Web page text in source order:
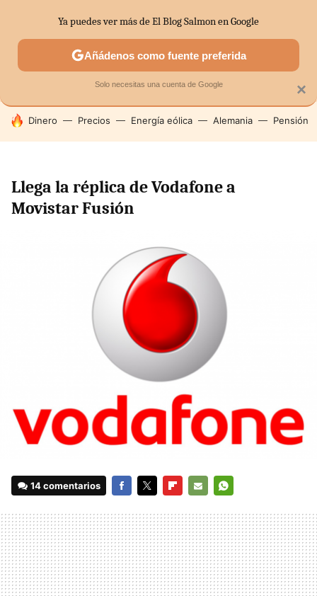
SECTORES ECONOMÍA DOMÉSTICA MERCADOS
HOY SE HABLA DE
Dinero Precios Energía eólica Alemania Pensión
Llega la réplica de Vodafone a
Movistar Fusión
14 comentarios
MAIL
×
Ya puedes ver más de El Blog Salmon en Google
Añádenos como fuente preferida
Solo necesitas una cuenta de Google